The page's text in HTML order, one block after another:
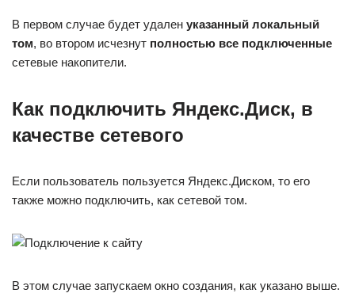
В первом случае будет удален указанный локальный
том, во втором исчезнут полностью все подключенные
сетевые накопители.
Как подключить Яндекс.Диск, в
качестве сетевого
Если пользователь пользуется Яндекс.Диском, то его
также можно подключить, как сетевой том.
В этом случае запускаем окно создания, как указано выше.